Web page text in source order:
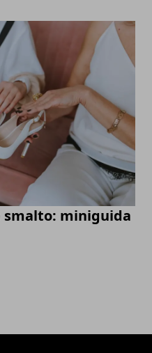
smalto: miniguida